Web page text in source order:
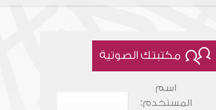
مكتبتك الصوتية
اسم
المستخدم: